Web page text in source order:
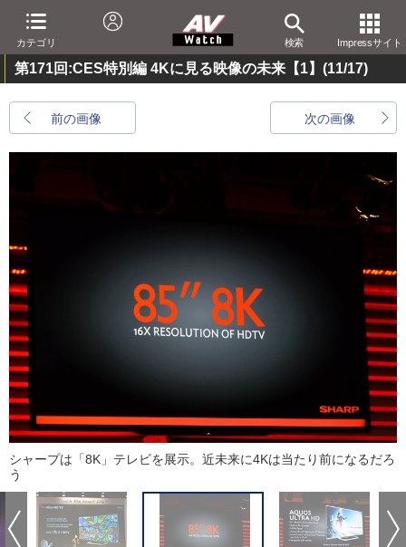
カテゴリ 検索 Impressサイト
第171回:CES特別編 4Kに見る映像の未来【1】 (11/17)
前の画像 次の画像
シャープは「8K」テレビを展示。近未来に4Kは当たり前になるだろ
う